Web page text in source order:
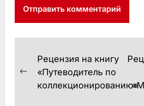
Навигация
по
записям
Предыдущая
запись:
Рецензия на книгу
«Путеводитель по
коллекционированию»